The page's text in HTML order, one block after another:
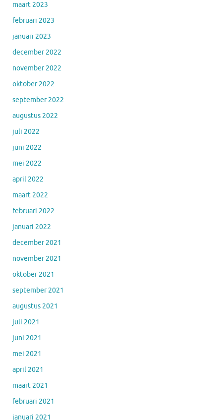
maart 2023
februari 2023
januari 2023
december 2022
november 2022
oktober 2022
september 2022
augustus 2022
juli 2022
juni 2022
mei 2022
april 2022
maart 2022
februari 2022
januari 2022
december 2021
november 2021
oktober 2021
september 2021
augustus 2021
juli 2021
juni 2021
mei 2021
april 2021
maart 2021
februari 2021
januari 2021